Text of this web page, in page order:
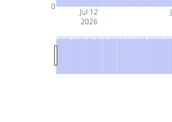
Jul 12
2026
0